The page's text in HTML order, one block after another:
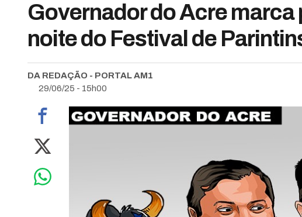
Governador do Acre
noite do Festival de
DA REDAÇÃO - PORTAL AM1
29/06/25 - 15h00